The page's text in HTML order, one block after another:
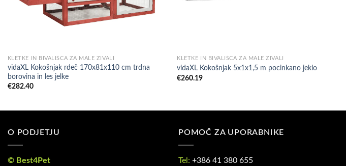
KLETKE IN BIVALIŠČA ZA MALE ŽIVALI
vidaXL Kokošnjak rdeč 170x81x110 cm trdna
borovina in les jelke
€282.40
KLETKE IN BIVALIŠČA ZA MALE ŽIVALI
vidaXL Kokošnjak 5x1x1,5 m pocinkano jeklo
€260.19
O PODJETJU
© Best4Pet
POMOČ ZA UPORABNIKE
Tel: +386 41 380 655